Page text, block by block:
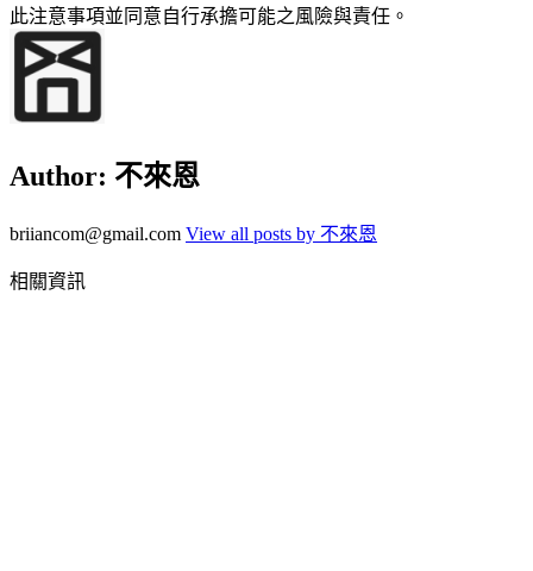
此注意事項並同意自行承擔可能之風險與責任。
Author: 不來恩
briiancom@gmail.com View all posts by 不來恩
相關資訊